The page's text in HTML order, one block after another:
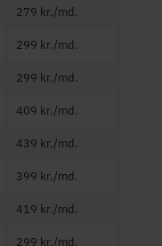
279 kr./md.
299 kr./md.
299 kr./md.
409 kr./md.
439 kr./md.
399 kr./md.
419 kr./md.
299 kr./md.